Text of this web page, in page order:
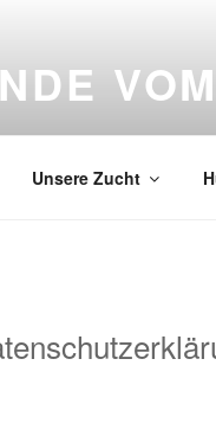
VOM
Unsere Zucht